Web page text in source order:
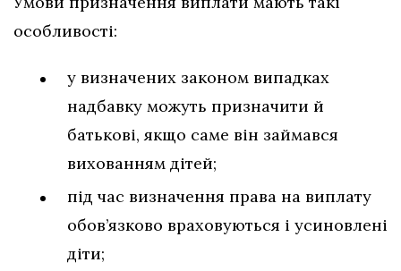
особливості:
у визначених законом випадках
надбавку можуть призначити й
батькові, якщо саме він займався
вихованням дітей;
під час визначення права на виплату
обов’язково враховуються і усиновлені
діти;